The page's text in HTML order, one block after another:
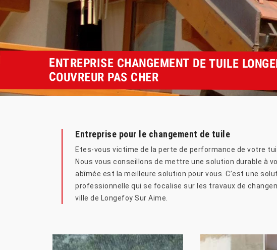
ENTREPRISE CHANGEMENT DE TUILE
COUVREUR PAS CHER
Entreprise pour le changement de tuile
Etes-vous victime de la perte de performance de votre
Nous vous conseillons de mettre une solution durable à
abîmée est la meilleure solution pour vous. C’est une
professionnelle qui se focalise sur les travaux de
ville de Longefoy Sur Aime.